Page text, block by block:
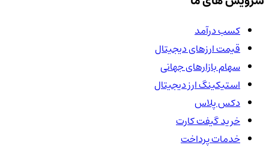
کسب درآمد
قیمت ارزهای دیجیتال
سهام بازارهای جهانی
استیکینگ ارز دیجیتال
دکس پلاس
خرید گیفت کارت
خدمات پرداخت